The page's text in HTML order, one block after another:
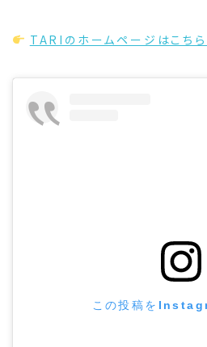
TARIのホームページはこちら
この投稿を